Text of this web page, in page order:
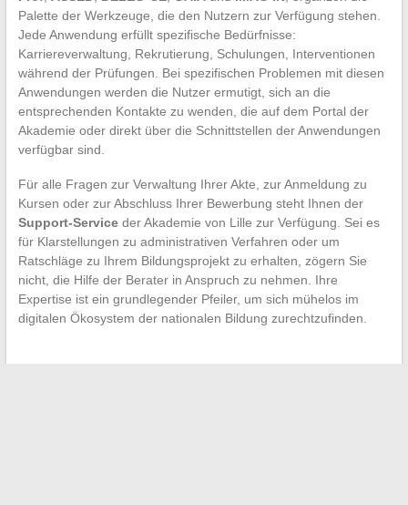
Palette der Werkzeuge, die den Nutzern zur Verfügung stehen.
Jede Anwendung erfüllt spezifische Bedürfnisse:
Karriereverwaltung, Rekrutierung, Schulungen, Interventionen
während der Prüfungen. Bei spezifischen Problemen mit diesen
Anwendungen werden die Nutzer ermutigt, sich an die
entsprechenden Kontakte zu wenden, die auf dem Portal der
Akademie oder direkt über die Schnittstellen der Anwendungen
verfügbar sind.
Für alle Fragen zur Verwaltung Ihrer Akte, zur Anmeldung zu
Kursen oder zur Abschluss Ihrer Bewerbung steht Ihnen der
Support-Serviceder Akademie von Lille zur Verfügung. Sei es
für Klarstellungen zu administrativen Verfahren oder um
Ratschläge zu Ihrem Bildungsprojekt zu erhalten, zögern Sie
nicht, die Hilfe der Berater in Anspruch zu nehmen. Ihre
Expertise ist ein grundlegender Pfeiler, um sich mühelos im
digitalen Ökosystem der nationalen Bildung zurechtzufinden.